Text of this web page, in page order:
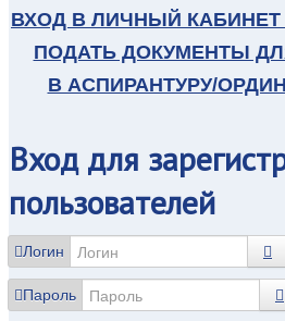
ВХОД В ЛИЧНЫЙ
ПОДАТЬ ДОКУМЕНТЫ
В АСПИРАНТУРУ/
Входдля
пользователей
Логин
Пароль